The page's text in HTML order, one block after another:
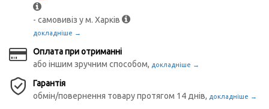
- самовивіз у м. Харків
докладніше →
Оплата при отриманні
або іншим зручним способом, докладніше →
Гарантія
обмін/повернення товару протягом 14 днів, докладніше →